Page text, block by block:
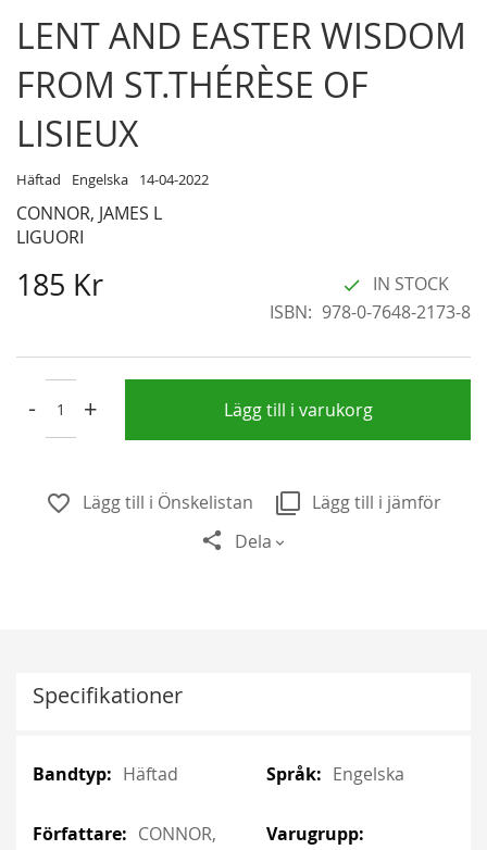
LENT AND EASTER WISDOM
FROM ST.THÉRÈSE OF
LISIEUX
Häftad Engelska 14-04-2022
CONNOR, JAMES L
LIGUORI
185 Kr
IN STOCK
ISBN
978-0-7648-2173-8
- + Lägg till i varukorg
Lägg till i Önskelistan
Lägg till i jämför
Dela
Skip
to
the
beginning
of
the
gallery
Specifikationer
InformationHäftad
CONNOR,
InformationEngelska